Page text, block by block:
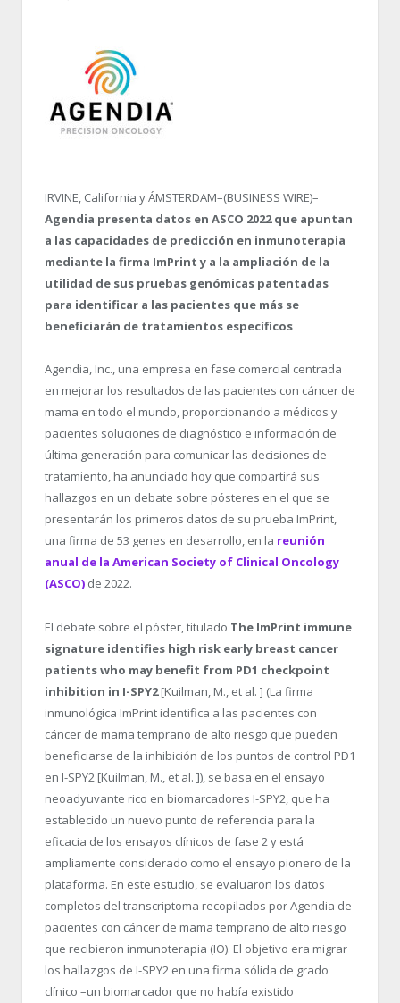
IRVINE, California y ÁMSTERDAM–(BUSINESS WIRE)–
Agendia presenta datos en ASCO 2022 que apuntan
a las capacidades de predicción en inmunoterapia
mediante la firma ImPrint y a la ampliación de la
utilidad de sus pruebas genómicas patentadas
para identificar a las pacientes que más se
beneficiarán de tratamientos específicos
Agendia, Inc., una empresa en fase comercial centrada
en mejorar los resultados de las pacientes con cáncer de
mama en todo el mundo, proporcionando a médicos y
pacientes soluciones de diagnóstico e información de
última generación para comunicar las decisiones de
tratamiento, ha anunciado hoy que compartirá sus
hallazgos en un debate sobre pósteres en el que se
presentarán los primeros datos de su prueba ImPrint,
una firma de 53 genes en desarrollo, en la reunión
anual de la American Society of Clinical Oncology
(ASCO) de 2022.
El debate sobre el póster, titulado The ImPrint immune
signature identifies high risk early breast cancer
patients who may benefit from PD1 checkpoint
inhibition in I-SPY2[Kuilman, M., et al. ] (La firma
inmunológica ImPrint identifica a las pacientes con
cáncer de mama temprano de alto riesgo que pueden
beneficiarse de la inhibición de los puntos de control PD1
en I-SPY2 [Kuilman, M., et al. ]), se basa en el ensayo
neoadyuvante rico en biomarcadores I-SPY2, que ha
establecido un nuevo punto de referencia para la
eficacia de los ensayos clínicos de fase 2 y está
ampliamente considerado como el ensayo pionero de la
plataforma. En este estudio, se evaluaron los datos
completos del transcriptoma recopilados por Agendia de
pacientes con cáncer de mama temprano de alto riesgo
que recibieron inmunoterapia (IO). El objetivo era migrar
los hallazgos de I-SPY2 en una firma sólida de grado
clínico –un biomarcador que no había existido